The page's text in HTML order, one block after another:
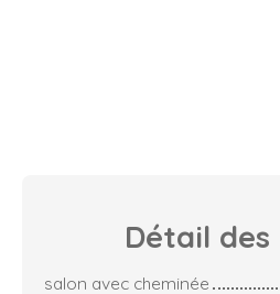
Détail des
salon avec cheminée